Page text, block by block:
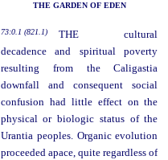
THE GARDEN OF EDEN
73:0.1 (821.1)
THE cultural
decadence and spiritual poverty
resulting from the Caligastia
downfall and consequent social
confusion had little effect on the
physical or biologic status of the
Urantia peoples. Organic evolution
proceeded apace, quite regardless of